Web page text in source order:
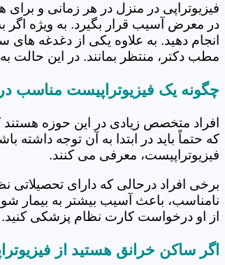
فیزیوتراپی در منزل در هر زمانی و
در معرض آسیب قرار بگیرد. به ویژه
انجام دهید. به علاوه یکی از دغدغه
مطب دکتر، منتظر بمانند. در این حالت
چگونه یک فیزیوتراپیست مناسب
افراد متخصص زیادی در این حوزه
که حتماً باید در ابتدا به آن توجه
فیزیوتراپیست، معرفی می کنند.
برخی افراد درحالی که دارای تحصیلاتی
نامناسب، باعث آسیب بیشتر به بیمار
از او درخواست کارت نظام پزشکی کنید.
اگر ساکن خرانق هستید از